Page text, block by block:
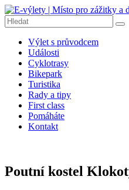
Přeskočit
na
obsah
E-
výlety
Místo
pro
zážitky
dobrodružství
|
Dobrodružné
Výlet s průvodcem
Události
Cyklotrasy
Bikepark
Turistika
Rady a tipy
First class
Pomáháte
Kontakt
Poutní kostel